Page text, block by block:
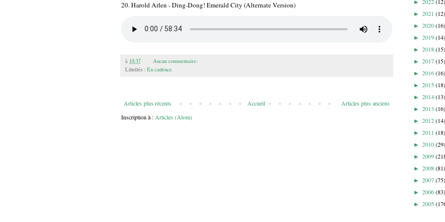
20. Harold Arlen - Ding-Dong! Emerald City (Alternate Version)
à 10:37
Aucun commentaire:
Libellés : En cadence
Articles plus récents Articles plus anciens
Accueil
Inscription à : Articles (Atom)
►
► 2021 (12)
► 2020(16)
► 2019(14)
► 2018(15)
► 2017(15)
► 2016(16)
► 2015(18)
► 2014(13)
► 2013 (16)
► 2012(14)
► 2011 (18)
► 2010(29)
► 2009
► 2008(81)
► 2007(75)
► 2006(83)
► 2005